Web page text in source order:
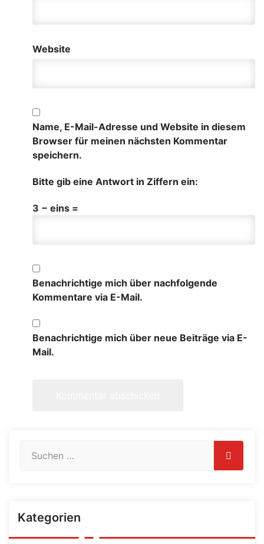
Website
Name, E-Mail-Adresse und Website in diesem
Browser für meinen nächsten Kommentar
speichern.
Bitte gib eine Antwort in Ziffern ein:
3 − eins =
Benachrichtige mich über nachfolgende
Kommentare via E-Mail.
Benachrichtige mich über neue Beiträge via E-
Mail.
Kategorien